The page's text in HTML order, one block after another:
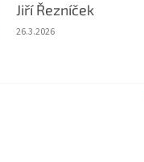
Jiří Řezníček
Hodnocení obchodu je 5 z
26.3.2026